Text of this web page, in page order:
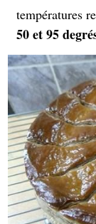
températures
50 et 95
méthode de
légumes et les
dans une
cuisson à
nutriments, de
nourriture, et
outre, cette
conservation
temps! pour